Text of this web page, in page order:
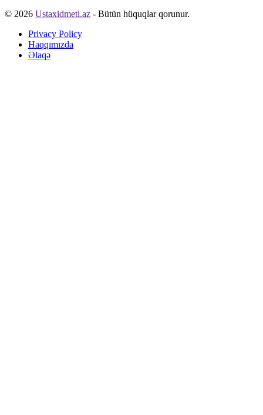
© 2026 Ustaxidmeti.az - Bütün hüquqlar qorunur.
Privacy Policy
Haqqımızda
Əlaqə